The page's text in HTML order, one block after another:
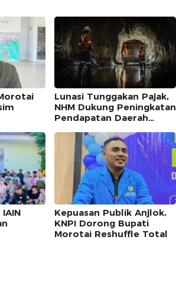
Lunasi Tunggakan Pajak,
NHM Dukung Peningkatan
Pendapatan Daerah
Kepuasan Publik Anjlok,
KNPI Dorong Bupati
Morotai Reshuffle Total